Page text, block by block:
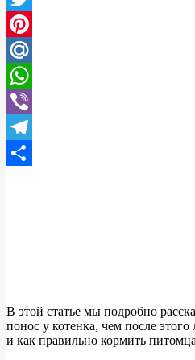
Twitter
Pinterest
Mail.Ru
WhatsApp
Viber
Telegram
В этой статье мы подробно
понос у котенка, чем после
и как правильно кормить